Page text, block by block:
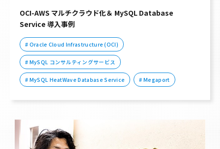
OCI-AWS マルチクラウド化＆ MySQL Database
Service 導入事例
# Oracle Cloud Infrastructure (OCI)
# MySQL コンサルティングサービス
# MySQL HeatWave Database Service # Megaport